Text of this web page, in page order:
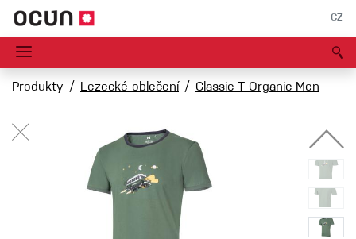
CZ
Produkty Lezecké oblečení Classic T Organic Men